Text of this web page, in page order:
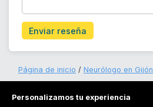
Enviar reseña
Página de inicio Neurólogo en Gijón
Personalizamos tu experiencia